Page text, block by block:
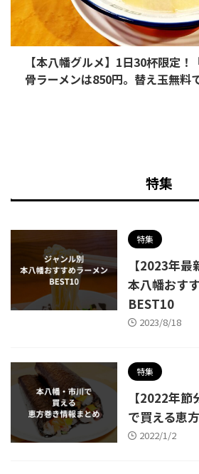
【本八幡グルメ】1日30杯限定！
骨ラーメンは850円。替え玉無料
特集
特集
【2023年最
本八幡おす
BEST10
2023/8/18
特集
【2022年
で買える恵
2022/1/2